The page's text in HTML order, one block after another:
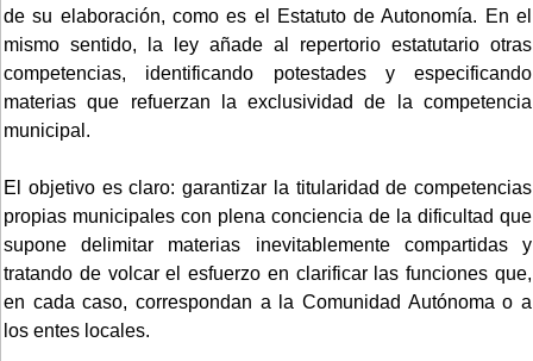
de su elaboración, como es el Estatuto de Autonomía. En el
mismo sentido, la ley añade al repertorio estatutario otras
competencias, identificando potestades y especificando
materias que refuerzan la exclusividad de la competencia
municipal.
El objetivo es claro: garantizar la titularidad de competencias
propias municipales con plena conciencia de la dificultad que
supone delimitar materias inevitablemente compartidas y
tratando de volcar el esfuerzo en clarificar las funciones que,
en cada caso, correspondan a la Comunidad Autónoma o a
los entes locales.